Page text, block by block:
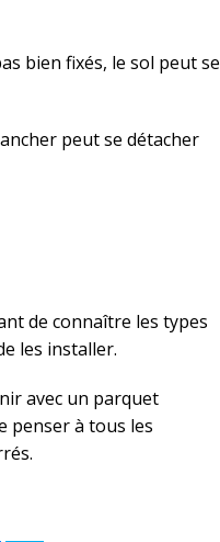
bien fixés, le sol peut se
peut se détacher
de connaître les types
les installer.
avec un parquet
penser à tous les